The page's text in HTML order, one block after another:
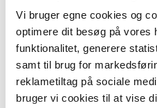
Vi bruger egne cookies og
optimere dit besøg på vores
funktionalitet, generere
samt til brug for
reklametiltag på sociale
bruger vi cookies til at vise
Nu skal vi sprogsnakke
indføring i den nyeste
sprogtilegnelse og en
konkrete ideer til det
Igennem hele bogen er